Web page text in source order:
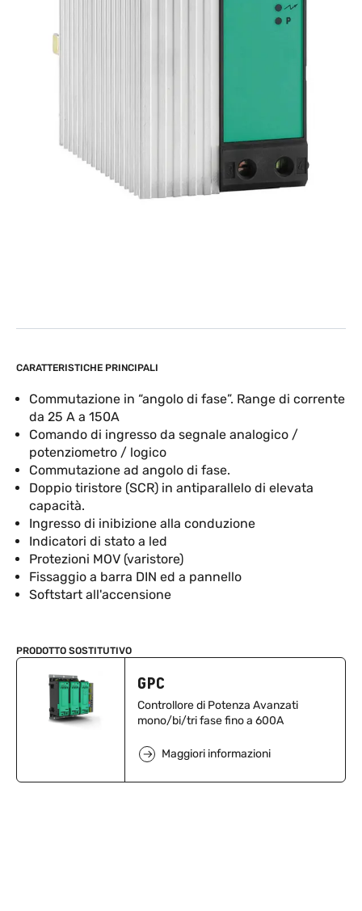
CARATTERISTICHE PRINCIPALI
Commutazione in “angolo di fase”. Range di corrente
da 25 A a 150A
Comando di ingresso da segnale analogico /
potenziometro / logico
Commutazione ad angolo di fase.
Doppio tiristore (SCR) in antiparallelo di elevata
capacità.
Ingresso di inibizione alla conduzione
Indicatori di stato a led
Protezioni MOV (varistore)
Fissaggio a barra DIN ed a pannello
Softstart all'accensione
PRODOTTO SOSTITUTIVO
GPC
Controllore di Potenza Avanzati
mono/bi/tri fase fino a 600A
Maggiori informazioni